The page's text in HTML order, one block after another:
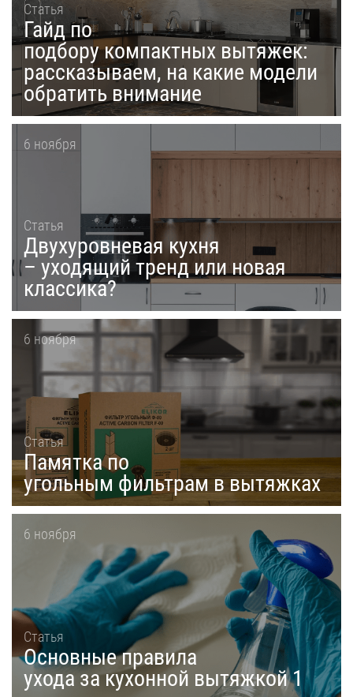
Статья
Гайд по
подбору компактных вытяжек:
рассказываем, на какие модели
обратить внимание
6 ноября
Статья
Двухуровневая кухня
– уходящий тренд или новая
классика?
6 ноября
Статья
Памятка по
угольным фильтрам в вытяжках
6 ноября
Статья
Основные правила
ухода за кухонной вытяжкой 1